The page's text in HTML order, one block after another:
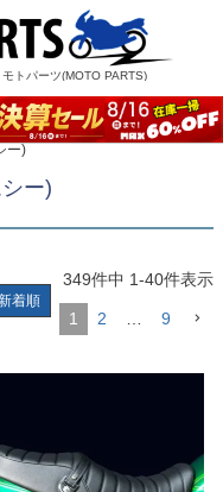
トパーツ(MOTO PARTS)
ー)
ー)
着順
349件中 1-40件表示
1 2 9